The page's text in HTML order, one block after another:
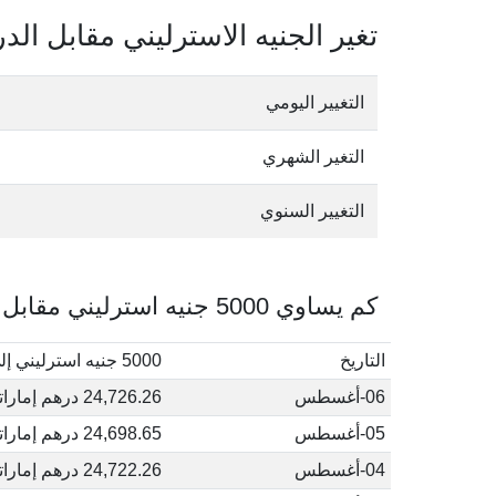
تغير الجنيه الاسترليني مقابل
التغيير اليومي
التغير الشهري
التغيير السنوي
كم يساوي 5000 جنيه استرليني مقابل الدرهم الإماراتي في أغسطس, 2026
التاريخ
5000 جنيه استرليني إلى درهم إماراتي
06-أغسطس
24,726.26 درهم إماراتي
05-أغسطس
24,698.65 درهم إماراتي
04-أغسطس
24,722.26 درهم إماراتي